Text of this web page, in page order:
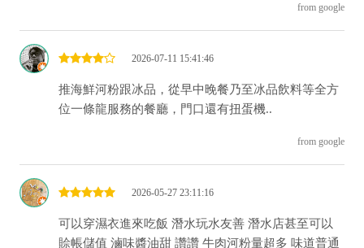
from google
2026-07-11 15:41:46
推海鮮河粉跟冰品，從早中晚餐乃至冰品飲料等全方
位一條龍服務的餐廳，門口還有扭蛋機..
from google
2026-05-27 23:11:16
可以穿濕衣進來吃飯 潛水玩水友善 潛水店甚至可以
賒帳儲值 滷味醬油甜 讚讚 牛肉河粉量超多 味道普通